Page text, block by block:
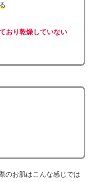
おり乾燥していない
のお肌はこんな感じでは